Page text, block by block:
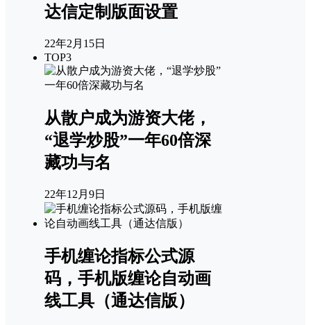
达信定制版面设置
22年2月15日
TOP3
从散户成为游资大佬，
“退学炒股”一年60倍深
藏功与名
22年12月9日
手机缠论指标公式源
码，手机版缠论自动画
线工具（通达信版）